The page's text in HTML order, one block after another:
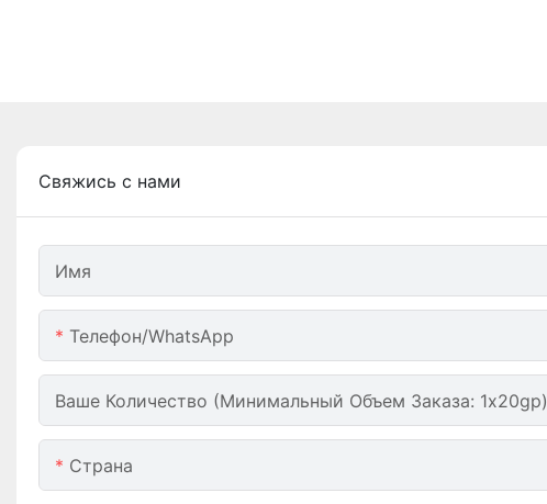
Свяжись с нами
Имя
Телефон/WhatsApp
Ваше Количество (минимальный Объем Заказа: 1x20gp)
Страна